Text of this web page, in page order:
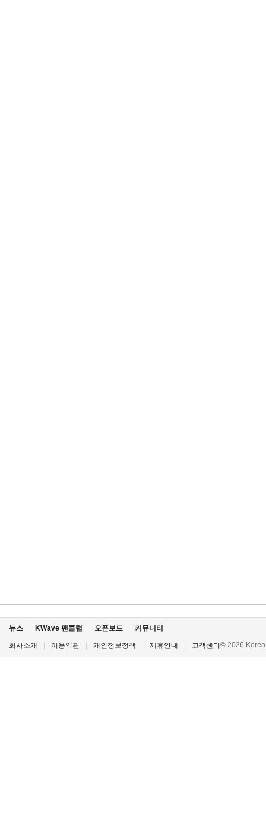
뉴스 KWave 팬클럽 오픈보드 커뮤니티
회사소개 이용약관 개인정보정책 제휴안내 고객센터© 2026